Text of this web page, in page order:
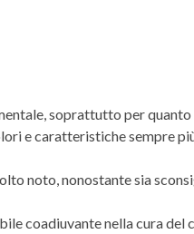
soprattutto per quanto
e caratteristiche sempre
noto, nonostante sia
coadiuvante nella cura del